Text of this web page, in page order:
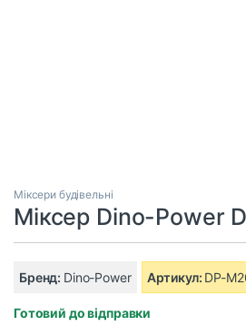
Міксери будівельні
Міксер Dino-Power
Бренд: Dino-Power Артикул: DP-
Готовий до відправки